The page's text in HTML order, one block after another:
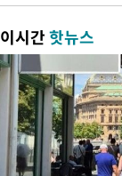
이시간핫뉴스